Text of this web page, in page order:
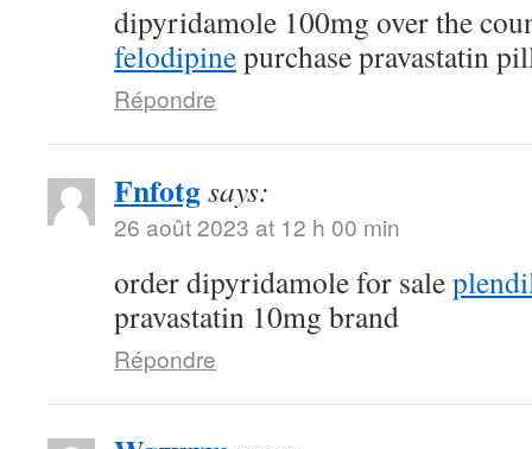
dipyridamole 100mg over the
felodipinepurchase pravastatin
Répondre
Fnfotgsays:
26 août 2023 at 12 h 00 min
order dipyridamole for sale
pravastatin 10mg brand
Répondre